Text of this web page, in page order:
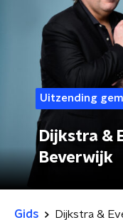
Uitzending
Dijkstra &
Beverwijk
Gids Dijkstra &